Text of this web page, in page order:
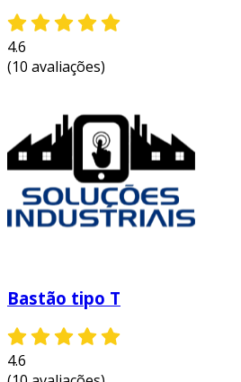
4.6
(10 avaliações)
Bastão tipo T
4.6